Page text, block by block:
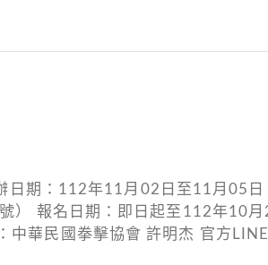
期：112年11月02日至11月05日
） 報名日期：即日起至112年10
華民國拳擊協會 許明杰 官方